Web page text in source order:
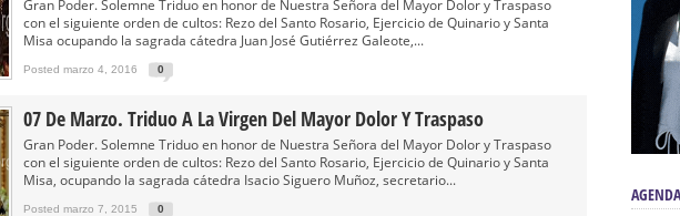
Principal de Instituto a la Virgen del Valle
y Besamano en la Quinta Angustia
Besamanos del Señor de la Salud
del Señor de la Divina Misericordia, Vía Crucis y Traslado – Siete Palabras
y devoto Besapiés en honor de Nuestro Padre Jesús de la Pasión
Gran Poder. Solemne Triduo en honor de Nuestra Señora del Mayor Dolor y Traspaso
con el siguiente orden de cultos: Rezo del Santo Rosario, Ejercicio de Quinario y Santa
Misa ocupando la sagrada cátedra Juan José Gutiérrez Galeote,...
Posted marzo 4, 2016 0
07 De Marzo. Triduo A La Virgen Del Mayor Dolor Y Traspaso
Gran Poder. Solemne Triduo en honor de Nuestra Señora del Mayor Dolor y Traspaso
con el siguiente orden de cultos: Rezo del Santo Rosario, Ejercicio de Quinario y Santa
Misa, ocupando la sagrada cátedra Isacio Siguero Muñoz, secretario...
Posted marzo 7, 2015 0